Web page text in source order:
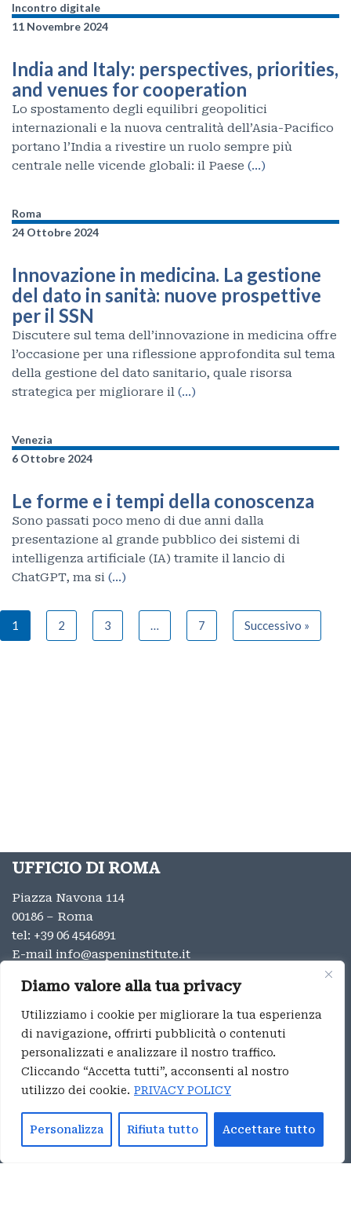
Diamo valore alla tua privacy
Utilizziamo i cookie per migliorare la tua esperienza
di navigazione, offrirti pubblicità o contenuti
personalizzati e analizzare il nostro traffico.
Cliccando “Accetta tutti”, acconsenti al nostro
utilizzo dei cookie. PRIVACY POLICY
Personalizza Rifiuta tutto Accettare tutto
Incontro digitale
11 Novembre 2024
India and Italy: perspectives, priorities,
and venues for cooperation
Lo spostamento degli equilibri geopolitici
internazionali e la nuova centralità dell’Asia-Pacifico
portano l’India a rivestire un ruolo sempre più
centrale nelle vicende globali: il Paese (…)
Roma
24 Ottobre 2024
Innovazione in medicina. La gestione
del dato in sanità: nuove prospettive
per il SSN
Discutere sul tema dell’innovazione in medicina offre
l’occasione per una riflessione approfondita sul tema
della gestione del dato sanitario, quale risorsa
strategica per migliorare il (…)
Venezia
6 Ottobre 2024
Le forme e i tempi della conoscenza
Sono passati poco meno di due anni dalla
presentazione al grande pubblico dei sistemi di
intelligenza artificiale (IA) tramite il lancio di
ChatGPT, ma si (…)
1 2 3 … 7 Successivo »
UFFICIO DI ROMA
Piazza Navona 114
00186 – Roma
tel: +39 06 4546891
E-mail info@aspeninstitute.it
UFFICIO DI MILANO
Via Vincenzo Monti 12
20123 – Milano
tel:+39 02 9996131
E-mail:info@aspeninstitute.it
Privacy
Aspen Institute Italia ® 2023
Whistleblowing